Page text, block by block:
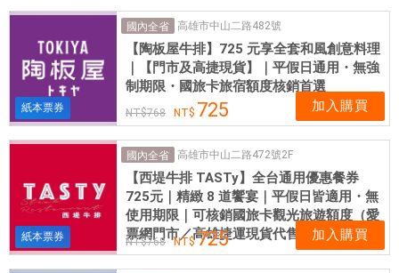
即
用
紙本票券
國內全省 高雄市中山二路482號
【陶板屋牛排】725 元享全套和風創意料理
｜【門市及高捷現貨】｜平假日通用・無強
制期限・國旅卡旅宿額度核銷首選
768 725 加入購買
紙本票券
國內全省 高雄市中山二路472號2F
【西堤牛排 TASTy】全台通用優惠餐券
725元｜精緻 8 道饗宴｜平假日皆適用・無
使用期限｜可核銷國旅卡觀光旅遊額度（愛
票網門市／高雄捷運現貨代售）
768 725 加入購買